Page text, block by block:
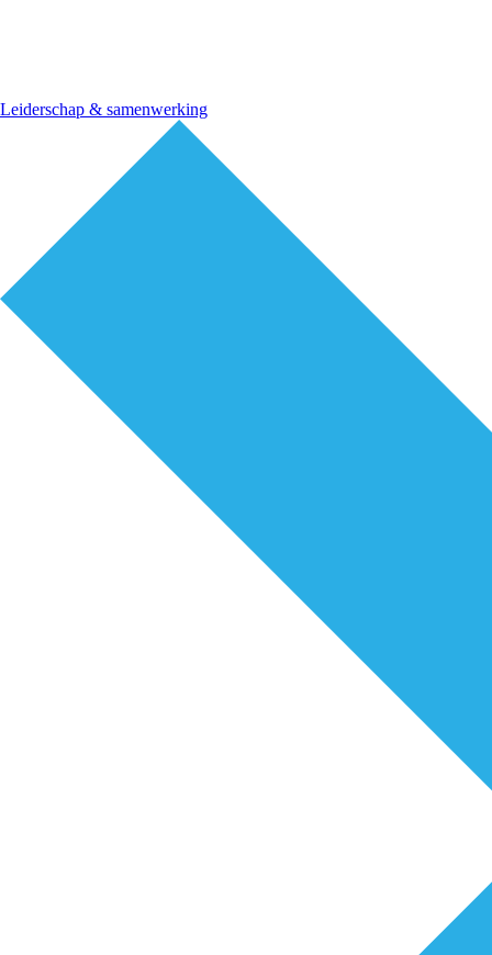
Leiderschap & samenwerking